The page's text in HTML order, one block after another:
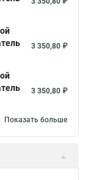
3 350,80 ₽
3 350,80 ₽
Показать больше